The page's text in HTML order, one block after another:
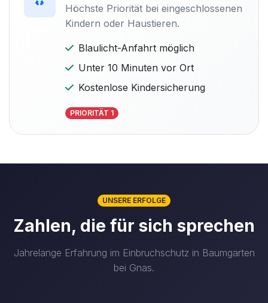
Höchste Priorität bei eingeschlossenen
Kindern oder Haustieren.
Blaulicht-Anfahrt möglich
Unter 10 Minuten vor Ort
Kostenlose Kindersicherung
PRIORITÄT 1
UNSERE ERFOLGE
Zahlen, die für sich sprechen
Jahrelange Erfahrung im Einbruchschutz in Baumgarten
bei Gnas.